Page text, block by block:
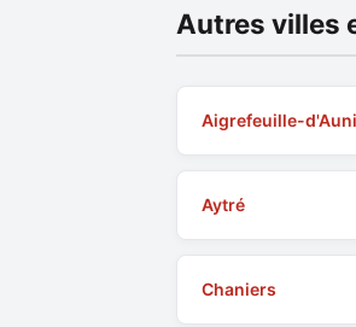
Autres villes
Aigrefeuille-
Aytré
Chaniers